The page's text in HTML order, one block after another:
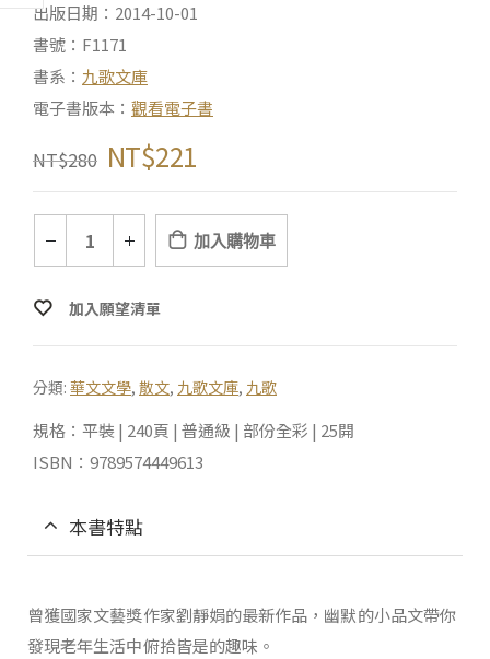
出版日期：2014-10-01
書號：F1171
書系： 九歌文庫
電子書版本： 觀看電子書
NT$280 NT$221
加入購物車
加入願望清單
分類: 華文文學, 散文, 九歌文庫, 九歌
規格：平裝 | 240頁 | 普通級 | 部份全彩 | 25開
ISBN：9789574449613
本書特點
曾獲國家文藝獎作家劉靜娟的最新作品，幽默的小品文帶你
發現老年生活中俯拾皆是的趣味。